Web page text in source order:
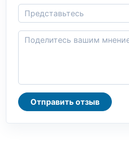
Отправить отзыв